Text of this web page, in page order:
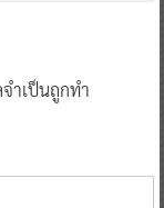
ำเป็นถูกทำ